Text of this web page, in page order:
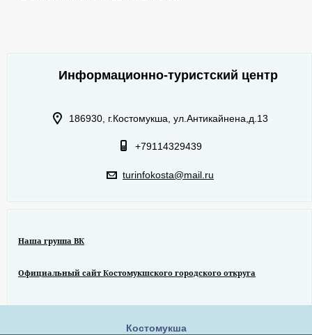
Информационно-туристский центр
186930, г.Костомукша, ул.Антикайнена,д.13
+79114329439
turinfokosta@mail.ru
Наша группа ВК
Официальный сайт Костомукшского городского откруга
Костомукша